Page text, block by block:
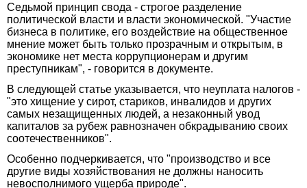
Седьмой принцип свода - строгое разделение
политической власти и власти экономической. "Участие
бизнеса в политике, его воздействие на общественное
мнение может быть только прозрачным и открытым, в
экономике нет места коррупционерам и другим
преступникам", - говорится в документе.
В следующей статье указывается, что неуплата налогов -
"это хищение у сирот, стариков, инвалидов и других
самых незащищенных людей, а незаконный увод
капиталов за рубеж равнозначен обкрадыванию своих
соотечественников".
Особенно подчеркивается, что "производство и все
другие виды хозяйствования не должны наносить
невосполнимого ущерба природе".